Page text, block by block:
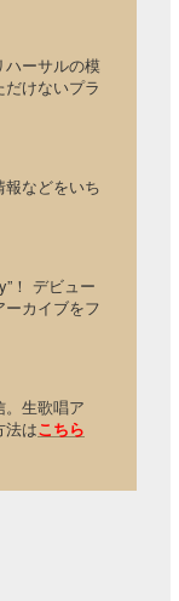
ハーサルの模
けないプラ
などをいち
！ デビュー
カイブをフ
生歌唱ア
法はこちら